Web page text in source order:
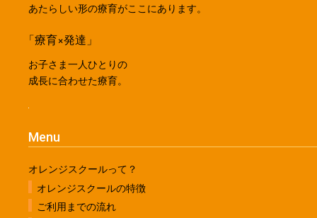
あたらしい形の療育がここにあります。
「療育×発達」
お子さま一人ひとりの
成長に合わせた療育。
Menu
オレンジスクールって？
オレンジスクールの特徴
ご利用までの流れ